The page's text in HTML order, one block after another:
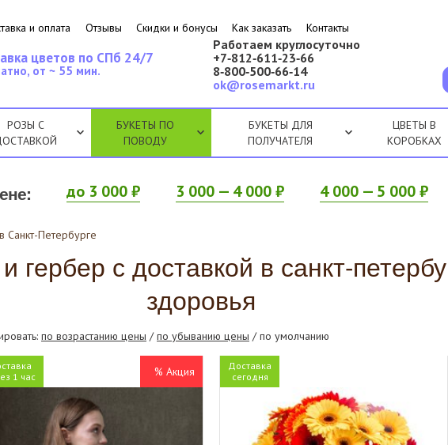
и оплата Отзывы Скидки и бонусы Как заказать Контакты
Работаем круглосуточно
+7‑812‑611‑23‑66
8‑800‑500‑66‑14
ok@rosemarkt.ru
цветов по СПб 24/7
от ~ 55 мин.
РОЗЫ С
БУКЕТЫ ПО
ПОВОДУ
БУКЕТЫ ДЛЯ
ПОЛУЧАТЕЛЯ
ЦВЕТЫ В
КОРОБКАХ
до 3 000 ₽ 3 000 — 4 000 ₽ 4 000 — 5 000 ₽
Санкт-Петербурге
гербер с доставкой в санкт-
здоровья
по возрастанию цены /по убыванию цены / по умолчанию
1 час
% Акция
Доставка
сегодня